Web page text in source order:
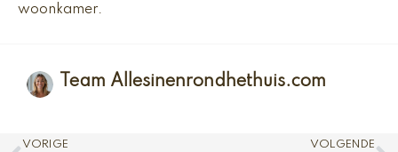
woonkamer.
Team Allesinenrondhethuis.com
Vorige
VORIGE VOLGENDE